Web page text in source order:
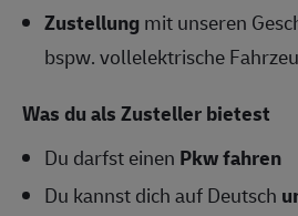
Zustellungmit unseren
bspw. vollelektrische
Was du als Zusteller bietest
Du darfst einen Pkw fahren
Du kannst dich auf Deutsch